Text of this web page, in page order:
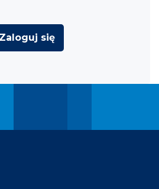
Zaloguj się